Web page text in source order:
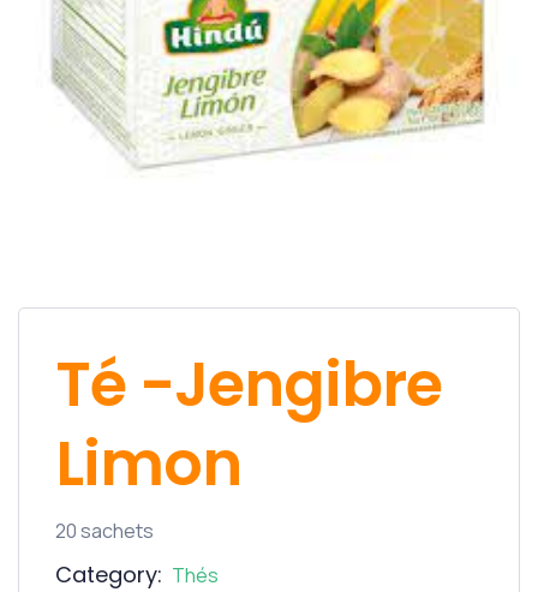
Té -Jengibre
Limon
20 sachets
Category: Thés